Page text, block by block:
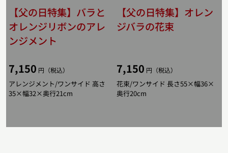
【父の日特集】バラと
オレンジリボンのアレ
ンジメント
7,150 円（税込）
アレンジメント/ワンサイド 高さ
35×幅32×奥行21cm
【父の日特集】オレン
ジバラの花束
7,150 円（税込）
花束/ワンサイド 長さ55×幅36×
奥行20cm